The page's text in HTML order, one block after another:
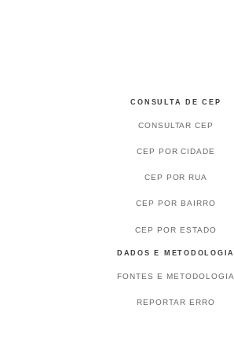
CONSULTA DE CEP
CONSULTAR CEP
CEP POR CIDADE
CEP POR RUA
CEP POR BAIRRO
CEP POR ESTADO
DADOS E METODOLOGIA
FONTES E METODOLOGIA
REPORTAR ERRO